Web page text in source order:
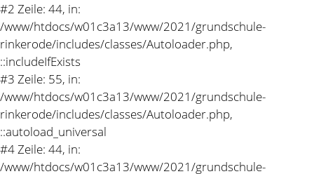
#2 Zeile: 44, in:
/www/htdocs/w01c3a13/www/2021/grundschule-
rinkerode/includes/classes/Autoloader.php,
::includeIfExists
#3 Zeile: 55, in:
/www/htdocs/w01c3a13/www/2021/grundschule-
rinkerode/includes/classes/Autoloader.php,
::autoload_universal
#4 Zeile: 44, in:
/www/htdocs/w01c3a13/www/2021/grundschule-